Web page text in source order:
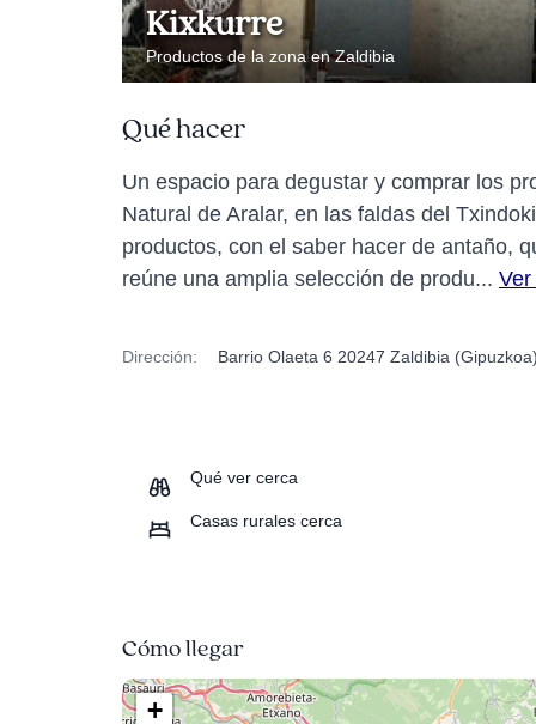
Kixkurre
Productos de la zona en Zaldibia
Qué hacer
Un espacio para degustar y comprar los
Natural de Aralar, en las faldas del
productos, con el saber hacer de antaño,
reúne una amplia selección de produ...
Dirección: Barrio Olaeta 6 20247 Zaldibia
Qué ver cerca
Casas rurales cerca
Cómo llegar
+